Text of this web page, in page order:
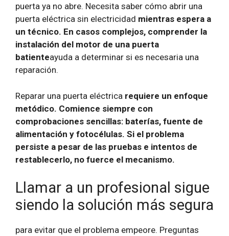
puerta ya no abre. Necesita saber cómo abrir una
puerta eléctrica sin electricidad mientras espera a
un técnico. En casos complejos, comprender la
instalación del motor de una puerta
batienteayuda a determinar si es necesaria una
reparación.
Reparar una puerta eléctrica requiere un enfoque
metódico. Comience siempre con
comprobaciones sencillas: baterías, fuente de
alimentación y fotocélulas. Si el problema
persiste a pesar de las pruebas e intentos de
restablecerlo, no fuerce el mecanismo.
Llamar a un profesional sigue
siendo la solución más segura
para evitar que el problema empeore. Preguntas